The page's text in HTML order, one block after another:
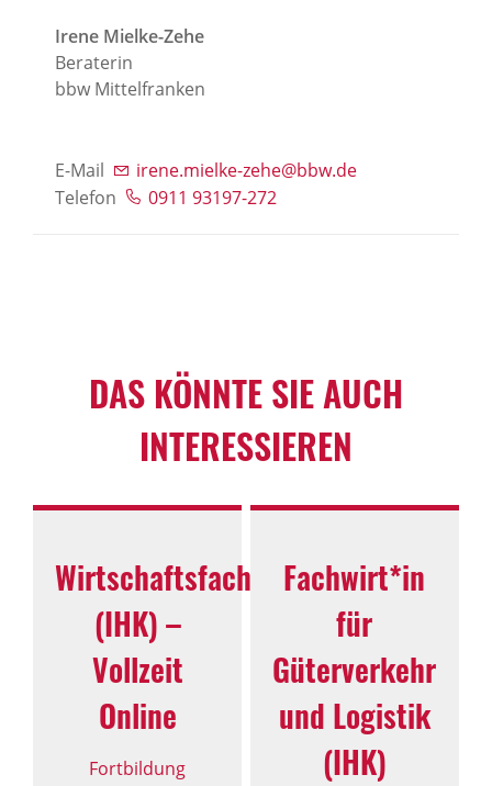
Irene Mielke-Zehe
Beraterin
bbw Mittelfranken
E-Mail
irene.mielke-zehe@bbw.de
Telefon
0911 93197-272
DAS KÖNNTE SIE AUCH
INTERESSIEREN
Wirtschaftsfachwirt*in
(IHK) –
Vollzeit
Online
Fortbildung
Fachwirt*in
für
Güterverkehr
und Logistik
(IHK)